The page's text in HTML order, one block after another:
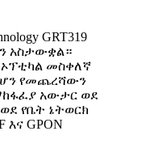
GRT319
አስታውቋል።
ኦፕቲካል መስቀለኛ
የመጨረሻውን
አውታር ወደ
የቤት ኔትወርክ
GPON